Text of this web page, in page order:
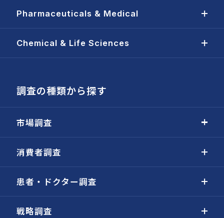
Pharmaceuticals & Medical
Chemical & Life Sciences
調査の種類から探す
市場調査
消費者調査
患者・ドクター調査
戦略調査